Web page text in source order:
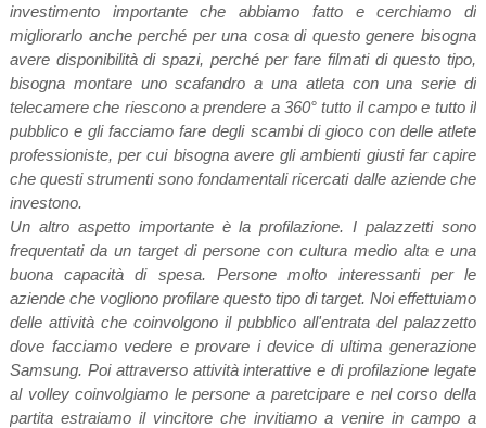
investimento importante che abbiamo fatto e cerchiamo di
migliorarlo anche perché per una cosa di questo genere bisogna
avere disponibilità di spazi, perché per fare filmati di questo tipo,
bisogna montare uno scafandro a una atleta con una serie di
telecamere che riescono a prendere a 360° tutto il campo e tutto il
pubblico e gli facciamo fare degli scambi di gioco con delle atlete
professioniste, per cui bisogna avere gli ambienti giusti far capire
che questi strumenti sono fondamentali ricercati dalle aziende che
investono.
Un altro aspetto importante è la profilazione. I palazzetti sono
frequentati da un target di persone con cultura medio alta e una
buona capacità di spesa. Persone molto interessanti per le
aziende che vogliono profilare questo tipo di target. Noi effettuiamo
delle attività che coinvolgono il pubblico all'entrata del palazzetto
dove facciamo vedere e provare i device di ultima generazione
Samsung. Poi attraverso attività interattive e di profilazione legate
al volley coinvolgiamo le persone a paretcipare e nel corso della
partita estraiamo il vincitore che invitiamo a venire in campo a